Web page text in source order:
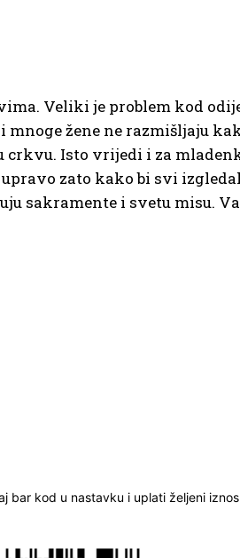
Veliki je problem kod
žene ne razmišljaju
crkvu. Isto vrijedi i za
zato kako bi svi
sakramente i svetu misu.
bar kod u nastavku i uplati željeni